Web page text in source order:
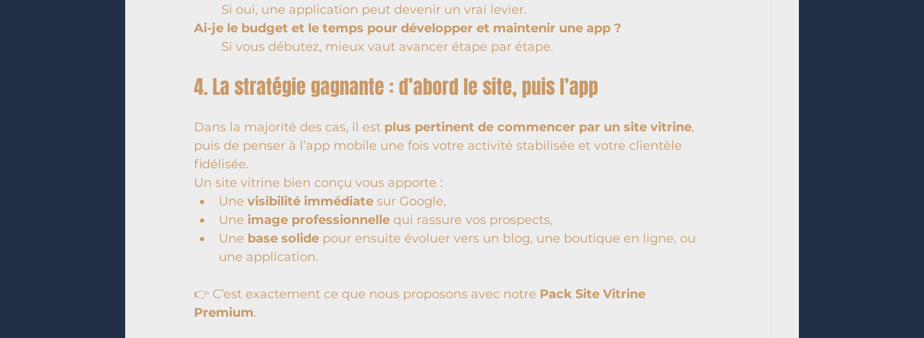
Si oui, une application peut devenir un vrai levier.
Ai-je le budget et le temps pour développer et maintenir une app ?
Si vous débutez, mieux vaut avancer étape par étape.
4. La stratégie gagnante : d’abord le site, puis l’app
Dans la majorité des cas, il est plus pertinent de commencer par un site vitrine,
puis de penser à l’app mobile une fois votre activité stabilisée et votre clientèle
fidélisée.
Un site vitrine bien conçu vous apporte :
Une visibilité immédiate sur Google,
Une image professionnelle qui rassure vos prospects,
Une base solide pour ensuite évoluer vers un blog, une boutique en ligne, ou
une application.
👉 C’est exactement ce que nous proposons avec notre Pack Site Vitrine
Premium.